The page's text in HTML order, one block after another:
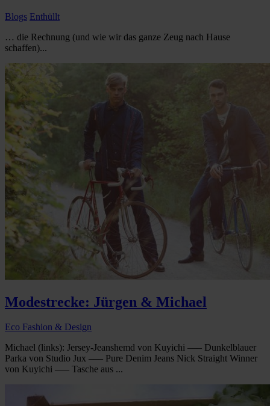
Blogs Enthüllt
… die Rechnung (und wie wir das ganze Zeug nach Hause
schaffen)...
Modestrecke: Jürgen & Michael
Eco Fashion & Design
Michael (links): Jersey-Jeanshemd von Kuyichi ––– Dunkelblauer
Parka von Studio Jux ––– Pure Denim Jeans Nick Straight Winner
von Kuyichi ––– Tasche aus ...